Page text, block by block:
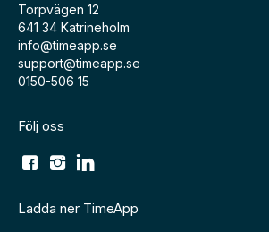
Torpvägen 12
641 34 Katrineholm
info@timeapp.se
support@timeapp.se
0150-506 15
Följ oss
Ladda ner TimeApp